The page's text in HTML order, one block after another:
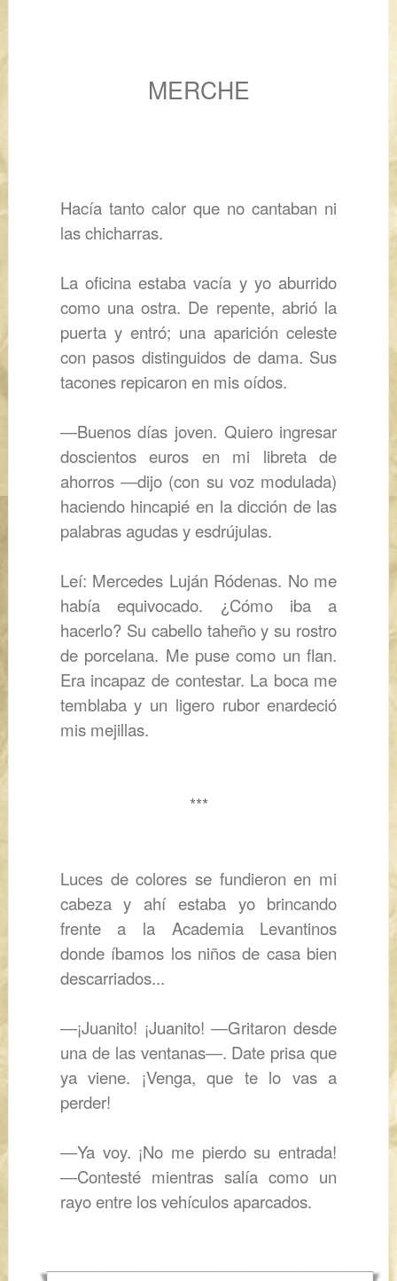
MERCHE
Hacía tanto calor que no cantaban ni
las chicharras.
La oficina estaba vacía y yo aburrido
como una ostra. De repente, abrió la
puerta y entró; una aparición celeste
con pasos distinguidos de dama. Sus
tacones repicaron en mis oídos.
―Buenos días joven. Quiero ingresar
doscientos euros en mi libreta de
ahorros―dijo (con su voz modulada)
haciendo hincapié en la dicción de las
palabras agudas y esdrújulas.
Leí: Mercedes Luján Ródenas. No me
había equivocado. ¿Cómo iba a
hacerlo? Su cabello taheño y su rostro
de porcelana. Me puse como un flan.
Era incapaz de contestar. La boca me
temblaba y un ligero rubor enardeció
mis mejillas.
***
Luces de colores se fundieron en mi
cabeza y ahí estaba yo brincando
frente a la Academia Levantinos
donde íbamos los niños de casa bien
descarriados...
―¡Juanito! ¡Juanito!―Gritaron desde
una de las ventanas―. Date prisa que
ya viene. ¡Venga, que te lo vas a
perder!
―Ya voy. ¡No me pierdo su entrada!
―Contesté mientras salía como un
rayo entre los vehículos aparcados.